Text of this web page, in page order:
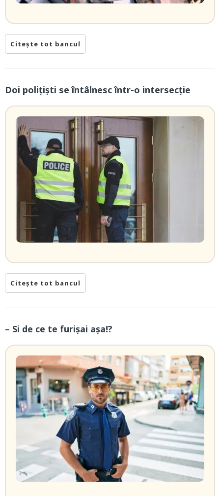
Citește tot bancul
Doi poliţişti se întâlnesc într-o intersecție
Citește tot bancul
– Si de ce te furișai așa!?